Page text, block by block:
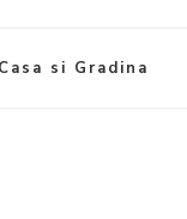
Casa si Gradina